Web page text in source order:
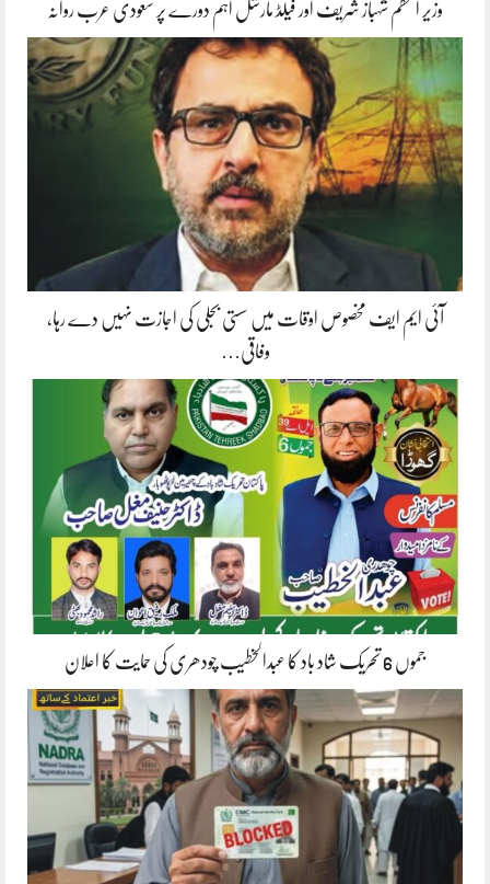
وزیر اعظم شہباز شریف اور فیلڈ مارشل اہم دورے پر سعودی عرب روانہ
آئی ایم ایف مخصوص اوقات میں سستی بجلی کی اجازت نہیں دے رہا،
وفاقی…
جموں 6 تحریک شاد باد کا عبدالخطیب چودھری کی حمایت کا اعلان